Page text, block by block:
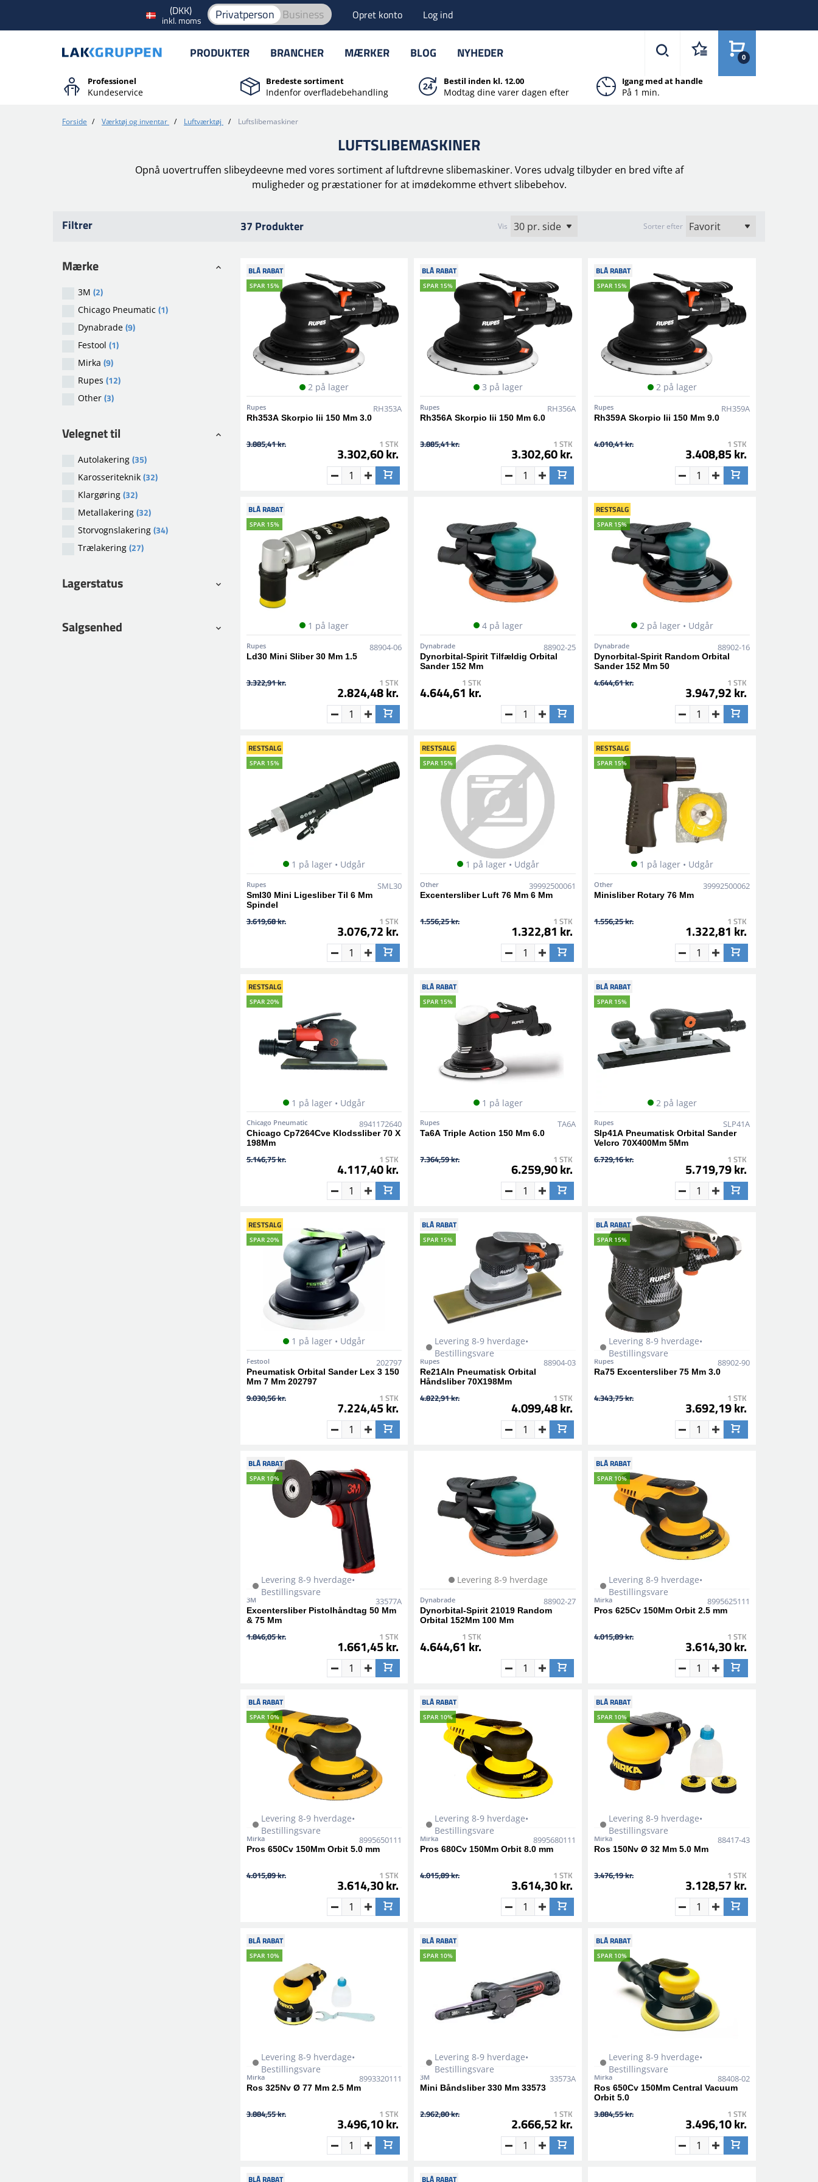
(DKK)
inkl. moms Privatperson Business Opret konto Log ind
PRODUKTER BRANCHER MÆRKER BLOG NYHEDER 0
Professionel
Kundeservice
Bredeste sortiment
Indenfor overfladebehandling
Bestil inden kl. 12.00
Modtag dine varer dagen efter
Igang med at handle
På 1 min.
Forside / Værktøj og inventar / Luftværktøj / Luftslibemaskiner
LUFTSLIBEMASKINER
Opnå uovertruffen slibeydeevne med vores sortiment af luftdrevne slibemaskiner. Vores udvalg tilbyder en bred vifte af
muligheder og præstationer for at imødekomme ethvert slibebehov.
Filtrer
Mærke
3M (2)
Chicago Pneumatic (1)
Dynabrade (9)
Festool (1)
Mirka (9)
Rupes (12)
Other (3)
Velegnet til
Autolakering (35)
Karosseriteknik (32)
Klargøring (32)
Metallakering (32)
Storvognslakering (34)
Trælakering (27)
Lagerstatus
Salgsenhed
37 Produkter Vis Sorter efter
BLÅ RABAT
SPAR 15%
2 på lager
Rupes RH353A
Rh353A Skorpio Iii 150 Mm 3.0
3.885,41 kr. 1 STK
3.302,60 kr.
BLÅ RABAT
SPAR 15%
3 på lager
Rupes RH356A
Rh356A Skorpio Iii 150 Mm 6.0
3.885,41 kr. 1 STK
3.302,60 kr.
BLÅ RABAT
SPAR 15%
2 på lager
Rupes RH359A
Rh359A Skorpio Iii 150 Mm 9.0
4.010,41 kr. 1 STK
3.408,85 kr.
BLÅ RABAT
SPAR 15%
1 på lager
Rupes 88904-06
Ld30 Mini Sliber 30 Mm 1.5
3.322,91 kr. 1 STK
2.824,48 kr.
4 på lager
Dynabrade 88902-25
Dynorbital-Spirit Tilfældig Orbital
Sander 152 Mm
1 STK
4.644,61 kr.
RESTSALG
SPAR 15%
2 på lager • Udgår
Dynabrade 88902-16
Dynorbital-Spirit Random Orbital
Sander 152 Mm 50
4.644,61 kr. 1 STK
3.947,92 kr.
RESTSALG
SPAR 15%
1 på lager • Udgår
Rupes SML30
Sml30 Mini Ligesliber Til 6 Mm
Spindel
3.619,68 kr. 1 STK
3.076,72 kr.
RESTSALG
SPAR 15%
1 på lager • Udgår
Other 39992500061
Excentersliber Luft 76 Mm 6 Mm
1.556,25 kr. 1 STK
1.322,81 kr.
RESTSALG
SPAR 15%
1 på lager • Udgår
Other 39992500062
Minisliber Rotary 76 Mm
1.556,25 kr. 1 STK
1.322,81 kr.
RESTSALG
SPAR 20%
1 på lager • Udgår
Chicago Pneumatic 8941172640
Chicago Cp7264Cve Klodssliber 70 X
198Mm
5.146,75 kr. 1 STK
4.117,40 kr.
BLÅ RABAT
SPAR 15%
1 på lager
Rupes TA6A
Ta6A Triple Action 150 Mm 6.0
7.364,59 kr. 1 STK
6.259,90 kr.
BLÅ RABAT
SPAR 15%
2 på lager
Rupes SLP41A
Slp41A Pneumatisk Orbital Sander
Velcro 70X400Mm 5Mm
6.729,16 kr. 1 STK
5.719,79 kr.
RESTSALG
SPAR 20%
1 på lager • Udgår
Festool 202797
Pneumatisk Orbital Sander Lex 3 150
Mm 7 Mm 202797
9.030,56 kr. 1 STK
7.224,45 kr.
BLÅ RABAT
SPAR 15%
Levering 8-9 hverdage•
Bestillingsvare
Rupes 88904-03
Re21Aln Pneumatisk Orbital
Håndsliber 70X198Mm
4.822,91 kr. 1 STK
4.099,48 kr.
BLÅ RABAT
SPAR 15%
Levering 8-9 hverdage•
Bestillingsvare
Rupes 88902-90
Ra75 Excentersliber 75 Mm 3.0
4.343,75 kr. 1 STK
3.692,19 kr.
BLÅ RABAT
SPAR 10%
Levering 8-9 hverdage•
Bestillingsvare
3M 33577A
Excentersliber Pistolhåndtag 50 Mm
& 75 Mm
1.846,05 kr. 1 STK
1.661,45 kr.
Levering 8-9 hverdage
Dynabrade 88902-27
Dynorbital-Spirit 21019 Random
Orbital 152Mm 100 Mm
1 STK
4.644,61 kr.
BLÅ RABAT
SPAR 10%
Levering 8-9 hverdage•
Bestillingsvare
Mirka 8995625111
Pros 625Cv 150Mm Orbit 2.5 mm
4.015,89 kr. 1 STK
3.614,30 kr.
BLÅ RABAT
SPAR 10%
Levering 8-9 hverdage•
Bestillingsvare
Mirka 8995650111
Pros 650Cv 150Mm Orbit 5.0 mm
4.015,89 kr. 1 STK
3.614,30 kr.
BLÅ RABAT
SPAR 10%
Levering 8-9 hverdage•
Bestillingsvare
Mirka 8995680111
Pros 680Cv 150Mm Orbit 8.0 mm
4.015,89 kr. 1 STK
3.614,30 kr.
BLÅ RABAT
SPAR 10%
Levering 8-9 hverdage•
Bestillingsvare
Mirka 88417-43
Ros 150Nv Ø 32 Mm 5.0 Mm
3.476,19 kr. 1 STK
3.128,57 kr.
BLÅ RABAT
SPAR 10%
Levering 8-9 hverdage•
Bestillingsvare
Mirka 8993320111
Ros 325Nv Ø 77 Mm 2.5 Mm
3.884,55 kr. 1 STK
3.496,10 kr.
BLÅ RABAT
SPAR 10%
Levering 8-9 hverdage•
Bestillingsvare
3M 33573A
Mini Båndsliber 330 Mm 33573
2.962,80 kr. 1 STK
2.666,52 kr.
BLÅ RABAT
SPAR 10%
Levering 8-9 hverdage•
Bestillingsvare
Mirka 88408-02
Ros 650Cv 150Mm Central Vacuum
Orbit 5.0
3.884,55 kr. 1 STK
3.496,10 kr.
BLÅ RABAT BLÅ RABAT